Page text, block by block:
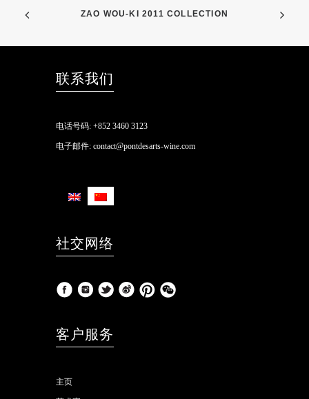
ZAO WOU-KI 2011 COLLECTION
联系我们
电话号码:+852 3460 3123
电子邮件:contact@pontdesarts-wine.com
社交网络
客户服务
主页